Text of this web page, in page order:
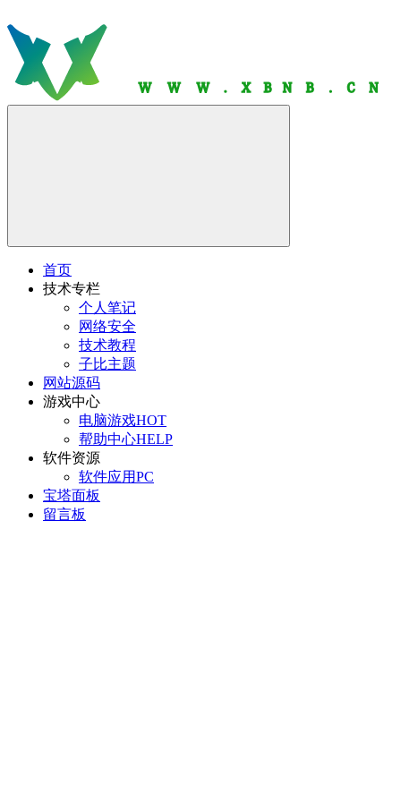
首页
技术专栏
个人笔记
网络安全
技术教程
子比主题
网站源码
游戏中心
电脑游戏HOT
帮助中心HELP
软件资源
软件应用PC
宝塔面板
留言板